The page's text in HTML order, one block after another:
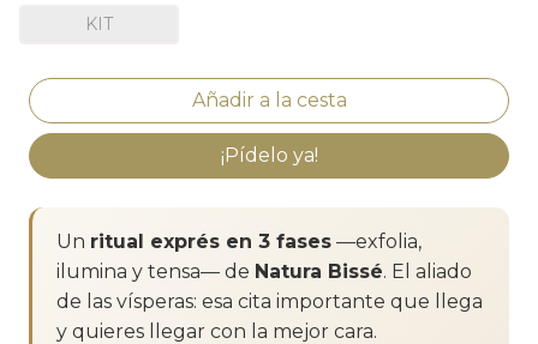
KIT
¡Pídelo ya!
Un ritual exprés en 3 fases —exfolia,
ilumina y tensa— de Natura Bissé. El aliado
de las vísperas: esa cita importante que llega
y quieres llegar con la mejor cara.